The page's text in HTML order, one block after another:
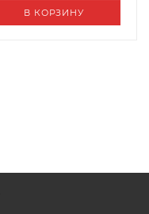
В КОРЗИНУ